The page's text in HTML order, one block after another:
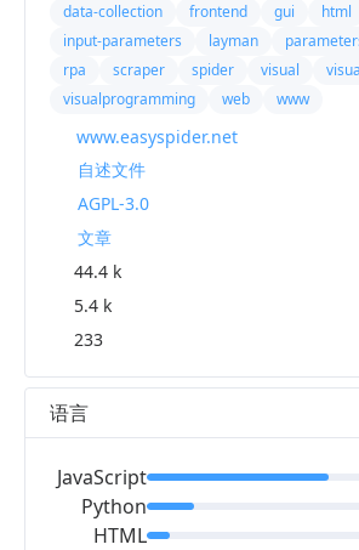
data-collection
frontend gui
html
input-parameters
layman
rpa
scraper spider visual
visualprogramming
web www
www.easyspider.net
自述文件
AGPL-3.0
文章
44.4 k
5.4 k
233
语言
JavaScript
Python
HTML